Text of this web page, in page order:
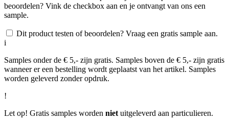
beoordelen? Vink de checkbox aan en je ontvangt van ons een
sample.
Dit product testen of beoordelen? Vraag een gratis sample aan.
i
Samples onder de € 5,- zijn gratis. Samples boven de € 5,- zijn gratis
wanneer er een bestelling wordt geplaatst van het artikel. Samples
worden geleverd zonder opdruk.
!
Let op! Gratis samples worden niet uitgeleverd aan particulieren.